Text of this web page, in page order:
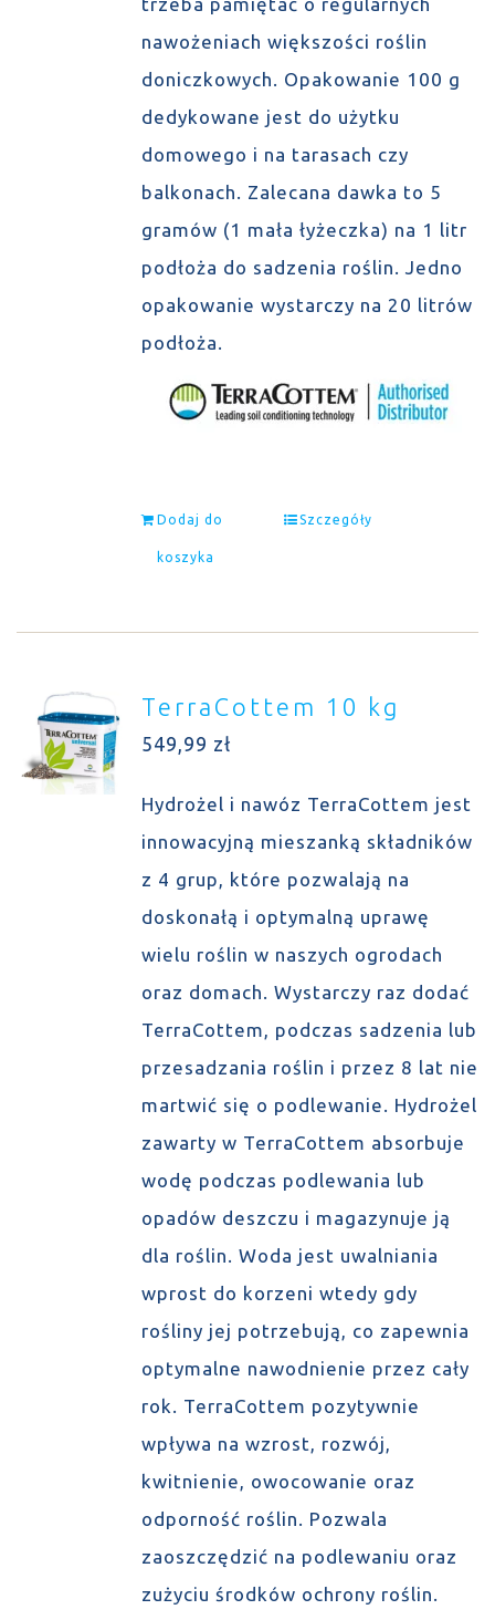
nawożeniach większości roślin
doniczkowych. Opakowanie 100 g
dedykowane jest do użytku
domowego i na tarasach czy
balkonach. Zalecana dawka to 5
gramów (1 mała łyżeczka) na 1 litr
podłoża do sadzenia roślin. Jedno
opakowanie wystarczy na 20 litrów
podłoża.
Dodaj do
koszyka
Szczegóły
TerraCottem 10 kg
549,99 zł
Hydrożel i nawóz TerraCottem jest
innowacyjną mieszanką składników
z 4 grup, które pozwalają na
doskonałą i optymalną uprawę
wielu roślin w naszych ogrodach
oraz domach. Wystarczy raz dodać
TerraCottem, podczas sadzenia lub
przesadzania roślin i przez 8 lat nie
martwić się o podlewanie. Hydrożel
zawarty w TerraCottem absorbuje
wodę podczas podlewania lub
opadów deszczu i magazynuje ją
dla roślin. Woda jest uwalniania
wprost do korzeni wtedy gdy
rośliny jej potrzebują, co zapewnia
optymalne nawodnienie przez cały
rok. TerraCottem pozytywnie
wpływa na wzrost, rozwój,
kwitnienie, owocowanie oraz
odporność roślin. Pozwala
zaoszczędzić na podlewaniu oraz
zużyciu środków ochrony roślin.